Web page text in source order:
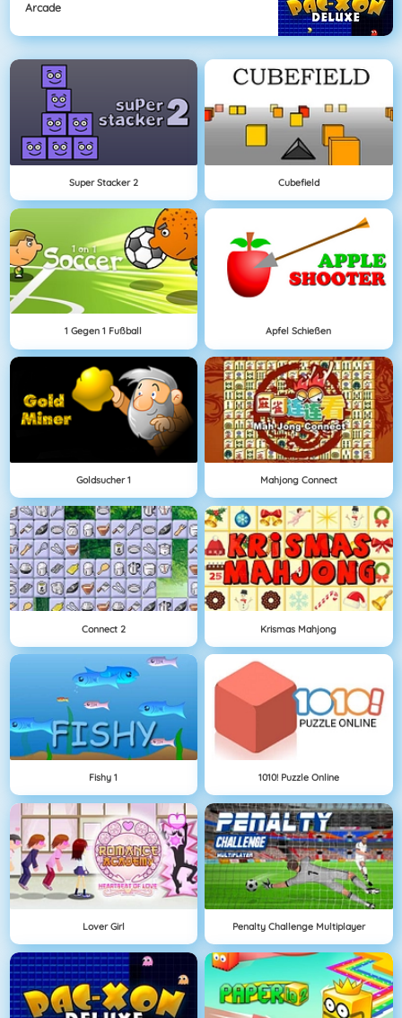
Arcade
Super Stacker 2 Cubefield
1 Gegen 1 Fußball Apfel Schießen
Goldsucher 1 Mahjong Connect
Connect 2 Krismas Mahjong
Fishy 1 1010! Puzzle Online
Lover Girl Penalty Challenge Multiplayer